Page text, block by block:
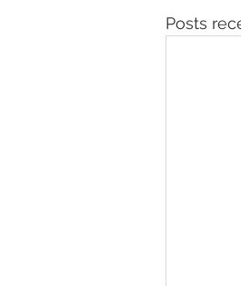
Posts